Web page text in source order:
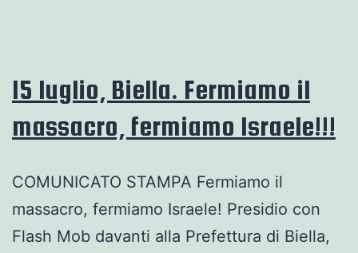
materia
di
e
asilo
15 luglio, Biella. Fermiamo il
massacro, fermiamo Israele!!!
COMUNICATO STAMPA Fermiamo il
massacro, fermiamo Israele! Presidio con
Flash Mob davanti alla Prefettura di Biella,